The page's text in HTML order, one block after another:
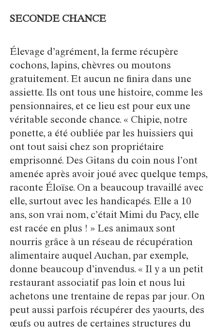
SECONDE CHANCE
Élevage d’agrément, la ferme récupère
cochons, lapins, chèvres ou moutons
gratuitement. Et aucun ne finira dans une
assiette. Ils ont tous une histoire, comme les
pensionnaires, et ce lieu est pour eux une
véritable seconde chance. « Chipie, notre
ponette, a été oubliée par les huissiers qui
ont tout saisi chez son propriétaire
emprisonné. Des Gitans du coin nous l’ont
amenée après avoir joué avec quelque temps,
raconte Éloïse. On a beaucoup travaillé avec
elle, surtout avec les handicapés. Elle a 10
ans, son vrai nom, c’était Mimi du Pacy, elle
est racée en plus ! » Les animaux sont
nourris grâce à un réseau de récupération
alimentaire auquel Auchan, par exemple,
donne beaucoup d’invendus. « Il y a un petit
restaurant associatif pas loin et nous lui
achetons une trentaine de repas par jour. On
peut aussi parfois récupérer des yaourts, des
œufs ou autres de certaines structures du